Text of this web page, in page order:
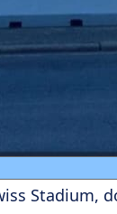
Stadium,